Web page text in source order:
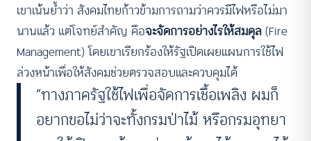
เขาเน้นย้ำว่า สังคมไทยก้าวข้ามการถามว่าควรมีไฟหรือไม่มา
นานแล้ว แต่โจทย์สำคัญ คือจะจัดการอย่างไรให้สมดุล(Fire
Management) โดยเขาเรียกร้องให้รัฐเปิดเผยแผนการใช้ไฟ
ล่วงหน้าเพื่อให้สังคมช่วยตรวจสอบและควบคุมได้
“ทางภาครัฐใช้ไฟเพื่อจัดการเชื้อเพลิง ผมก็
อยากขอไม่ว่าจะทั้งกรมป่าไม้ หรือกรมอุทยา